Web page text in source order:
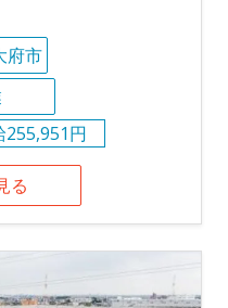
府市
255,951円
る